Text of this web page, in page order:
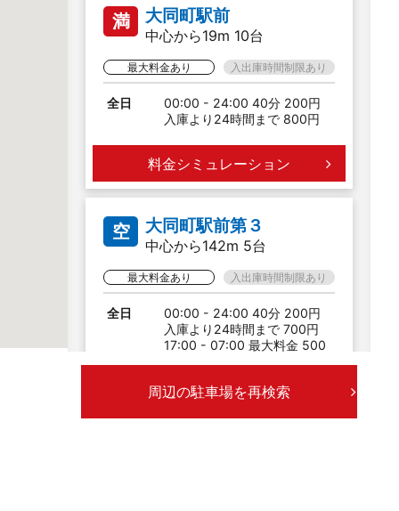
満 大同町駅前
中心から19m 10台
最大料金あり 入出庫時間制限あり
全日
00:00 - 24:00 40分 200円
入庫より24時間まで 800円
料金シミュレーション
空 大同町駅前第３
中心から142m 5台
最大料金あり 入出庫時間制限あり
全日
00:00 - 24:00 40分 200円
入庫より24時間まで 700円
17:00 - 07:00 最大料金 500
料金シミュレーション
周辺の駐車場を再検索